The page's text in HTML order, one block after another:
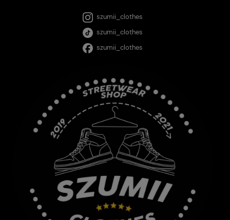
szumii_clothes
szumii_clothes
szumii_clothes